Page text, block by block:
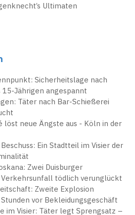
Ultimaten
Sicherheitslage nach
Jährigen angespannt
Täter nach Bar-Schießerei
löst neue Ängste aus - Köln in der
Ein Stadtteil im Visier der
Zwei Duisburger
tödlich verunglückt
Zweite Explosion
vor Bekleidungsgeschäft
im Visier: Täter legt Sprengsatz –